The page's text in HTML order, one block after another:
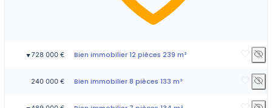
▼ 728 000 € Bien immobilier 12 pièces 239 m²
240 000 € Bien immobilier 8 pièces 133 m²